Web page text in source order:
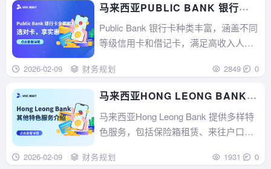
马来西亚PUBLIC BANK 银行卡
全面解析：选对卡，享实惠
Public Bank 银行卡种类丰富，涵盖不同
等级信用卡和借记卡，满足高收入人
用卡有高端的无限卡、World MasterCar
d，也有低门槛的 Quantum 卡等；借记
卡包括高资产人士专属卡和普通生活卡
等。开户流程简...
2026-02-09 财务规划 2849 0
马来西亚HONG LEONG BANK
其他特色服务介绍
马来西亚Hong Leong Bank 提供多样特
色服务，包括保险箱租赁、来往户口与
有多种尺寸及租费；来往户口满足日常
2026-02-09 财务规划 1931 0